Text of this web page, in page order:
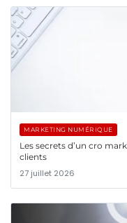
MARKETING NUMÉRIQUE
Les secrets d’un cro
clients
27 juillet 2026